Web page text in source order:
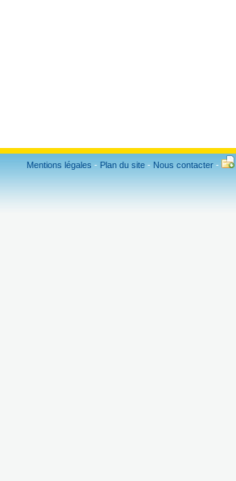
Mentions légales - Plan du site - Nous contacter -